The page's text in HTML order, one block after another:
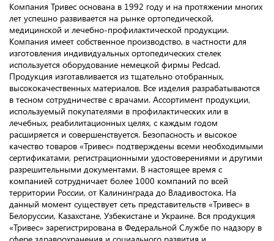
Компания Тривес основана в 1992 году и на протяжении многих
лет успешно развивается на рынке ортопедической,
медицинской и лечебно-профилактической продукции.
Компания имеет собственное производство, в частности для
изготовления индивидуальных ортопедических стелек
используется оборудование немецкой фирмы Pedcad.
Продукция изготавливается из тщательно отобранных,
высококачественных материалов. Все изделия разрабатываются
в тесном сотрудничестве с врачами. Ассортимент продукции,
используемый покупателями в профилактических или в
лечебных, реабилитационных целях, с каждым годом
расширяется и совершенствуется. Безопасность и высокое
качество товаров «Тривес» подтверждены всеми необходимыми
сертификатами, регистрационными удостоверениями и другими
разрешительными документами. В настоящее время с
компанией сотрудничает более 1000 компаний по всей
территории России, от Калининграда до Владивостока. На
данный момент существует сеть представительств «Тривес» в
Белоруссии, Казахстане, Узбекистане и Украине. Вся продукция
«Тривес» зарегистрирована в Федеральной Службе по надзору в